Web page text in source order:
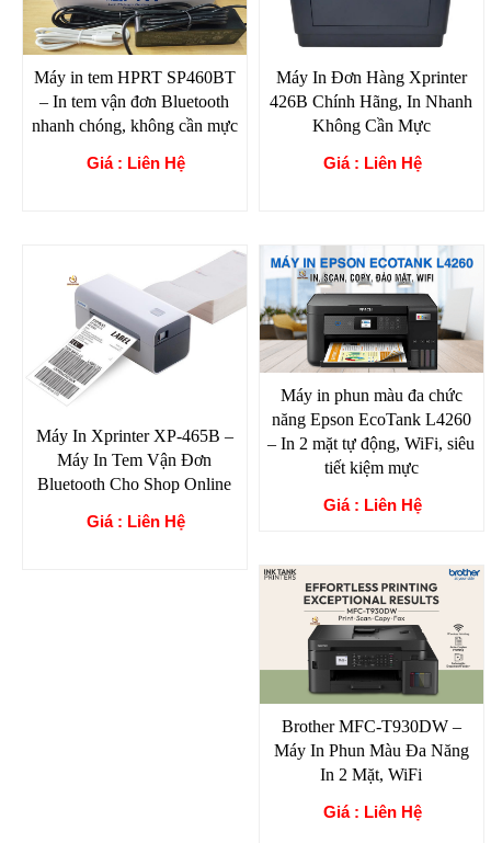
Máy in tem HPRT SP460BT
– In tem vận đơn Bluetooth
nhanh chóng, không cần mực
Giá : Liên Hệ
Máy In Đơn Hàng Xprinter
426B Chính Hãng, In Nhanh
Không Cần Mực
Giá : Liên Hệ
Máy In Xprinter XP-465B –
Máy In Tem Vận Đơn
Bluetooth Cho Shop Online
Giá : Liên Hệ
Máy in phun màu đa chức
năng Epson EcoTank L4260
– In 2 mặt tự động, WiFi, siêu
tiết kiệm mực
Giá : Liên Hệ
Brother MFC-T930DW –
Máy In Phun Màu Đa Năng
In 2 Mặt, WiFi
Giá : Liên Hệ